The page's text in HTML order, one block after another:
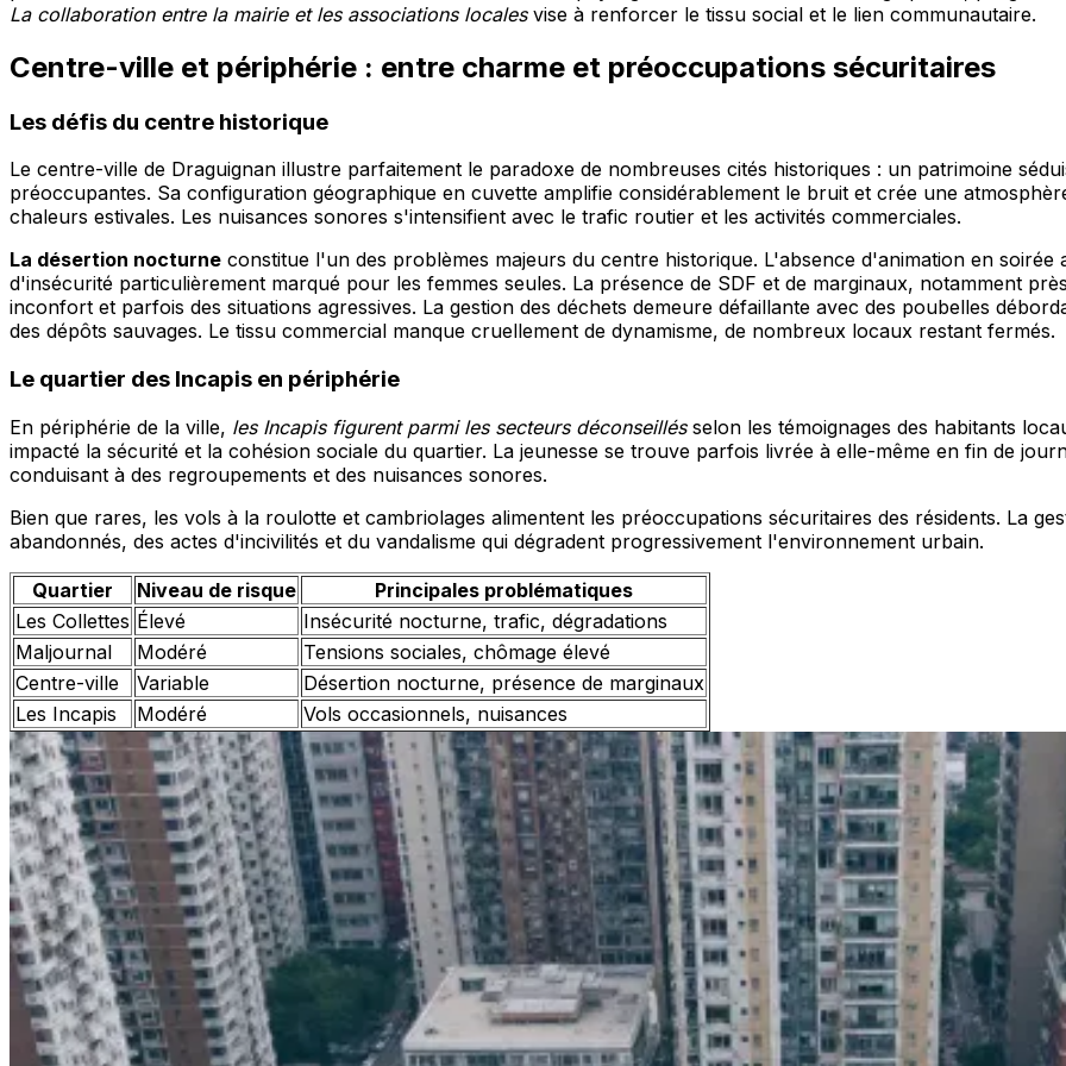
La collaboration entre la mairie et les associations localesvise à renforcer le tissu social et le lien communautaire.
Centre-ville et périphérie : entre charme et préoccupations sécuritaires
Les défis du centre historique
Le centre-ville de Draguignan illustre parfaitement le paradoxe de nombreuses cités historiques : un patrimoine
préoccupantes. Sa configuration géographique en cuvette amplifie considérablement le bruit et crée une
chaleurs estivales. Les nuisances sonores s'intensifient avec le trafic routier et les activités commerciales.
La désertion nocturne constitue l'un des problèmes majeurs du centre historique. L'absence d'animation en
d'insécurité particulièrement marqué pour les femmes seules. La présence de SDF et de marginaux, notamment
inconfort et parfois des situations agressives. La gestion des déchets demeure défaillante avec des poubelles
des dépôts sauvages. Le tissu commercial manque cruellement de dynamisme, de nombreux locaux restant fermés.
Le quartier des Incapis en périphérie
En périphérie de la ville, les Incapis figurent parmi les secteurs déconseillésselon les témoignages des habitants
impacté la sécurité et la cohésion sociale du quartier. La jeunesse se trouve parfois livrée à elle-même en fin de
conduisant à des regroupements et des nuisances sonores.
Bien que rares, les vols à la roulotte et cambriolages alimentent les préoccupations sécuritaires des résidents. La
abandonnés, des actes d'incivilités et du vandalisme qui dégradent progressivement l'environnement urbain.
Quartier Niveau de risque
Principales problématiques
Les Collettes Élevé
Insécurité nocturne, trafic, dégradations
Maljournal
Modéré
Tensions sociales, chômage élevé
Centre-ville
Variable
Désertion nocturne, présence de marginaux
Les Incapis
Modéré Vols occasionnels, nuisances